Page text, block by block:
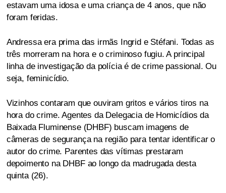
estavam uma idosa e uma criança de 4 anos, que não
foram feridas.
Andressa era prima das irmãs Ingrid e Stéfani. Todas as
três morreram na hora e o criminoso fugiu. A principal
linha de investigação da polícia é de crime passional. Ou
seja, feminicídio.
Vizinhos contaram que ouviram gritos e vários tiros na
hora do crime. Agentes da Delegacia de Homicídios da
Baixada Fluminense (DHBF) buscam imagens de
câmeras de segurança na região para tentar identificar o
autor do crime. Parentes das vítimas prestaram
depoimento na DHBF ao longo da madrugada desta
quinta (26).